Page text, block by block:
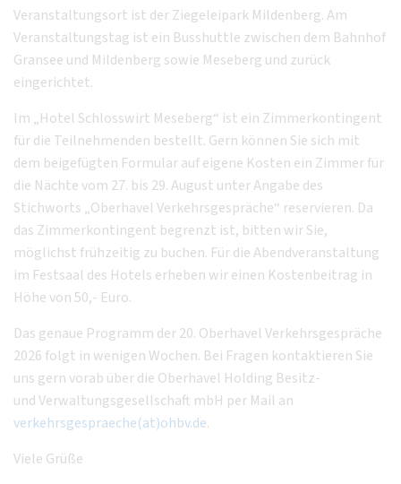
Veranstaltungsort ist der Ziegeleipark Mildenberg. Am
Veranstaltungstag ist ein Busshuttle zwischen dem Bahnhof
Gransee und Mildenberg sowie Meseberg und zurück
eingerichtet.
Im „Hotel Schlosswirt Meseberg“ ist ein Zimmerkontingent
für die Teilnehmenden bestellt. Gern können Sie sich mit
dem beigefügten Formular auf eigene Kosten ein Zimmer für
die Nächte vom 27. bis 29. August unter Angabe des
Stichworts „Oberhavel Verkehrsgespräche“ reservieren. Da
das Zimmerkontingent begrenzt ist, bitten wir Sie,
möglichst frühzeitig zu buchen. Für die Abendveranstaltung
im Festsaal des Hotels erheben wir einen Kostenbeitrag in
Höhe von 50,- Euro.
Das genaue Programm der 20. Oberhavel Verkehrsgespräche
2026 folgt in wenigen Wochen. Bei Fragen kontaktieren Sie
uns gern vorab über die Oberhavel Holding Besitz-
und Verwaltungsgesellschaft mbH per Mail an
verkehrsgespraeche(at)ohbv.de.
Viele Grüße